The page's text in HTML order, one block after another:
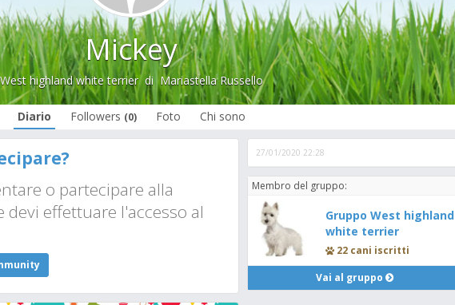
Mickey
West highland white terrierdi Mariastella Russello
Diario Followers (0) Foto Chi sono
o partecipare alla
devi effettuare l'accesso al
27/01/2020 22:28
Membro del gruppo:
Gruppo West highland
white terrier
22 cani iscritti
Vai al gruppo